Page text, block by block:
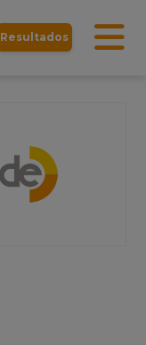
Resultados